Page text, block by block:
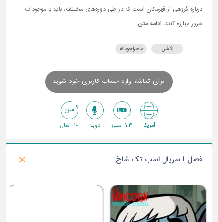
درباره گروهی از قهرمانان است که در طی دوره‌های مختلف، باید با موجودات
شرور مبارزه کنند! ادامه متن
اکشن ماجراجویانه
برای تماشا، وارد حساب کاربری خود شوید
آمریکا 7.3 امتیاز دوبله 10+ سال
فصل 1 سریال اسب تک شاخ